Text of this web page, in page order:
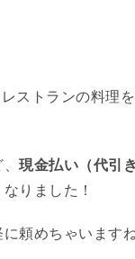
ストランの料理
現金払い（代引
りました！
頼めちゃいます